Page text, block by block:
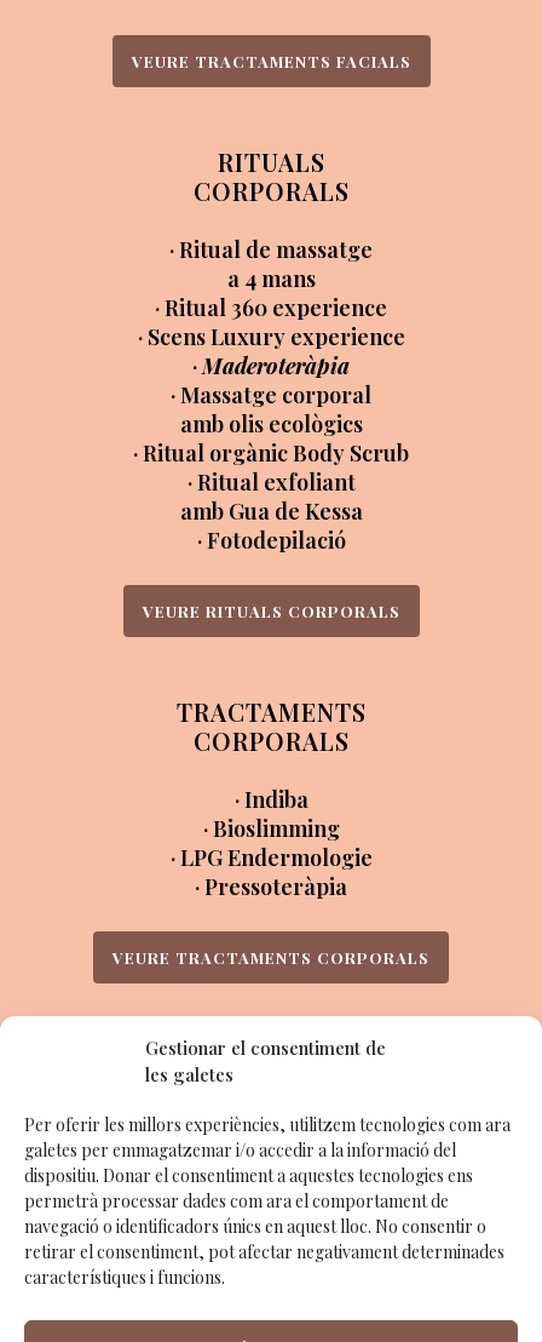
Gestionar el consentiment de
les galetes
Per oferir les millors experiències, utilitzem tecnologies com ara
galetes per emmagatzemar i/o accedir a la informació del
dispositiu. Donar el consentiment a aquestes tecnologies ens
permetrà processar dades com ara el comportament de
navegació o identificadors únics en aquest lloc. No consentir o
retirar el consentiment, pot afectar negativament determinades
característiques i funcions.
VEURE TRACTAMENTS FACIALS
RITUALS
CORPORALS
· Ritual de massatge
a 4 mans
· Ritual 360 experience
· Scens Luxury experience
·Maderoteràpia
· Massatge corporal
amb olis ecològics
· Ritual orgànic Body Scrub
· Ritual exfoliant
amb Gua de Kessa
· Fotodepilació
VEURE RITUALS CORPORALS
TRACTAMENTS
CORPORALS
· Indiba
· Bioslimming
· LPG Endermologie
· Pressoteràpia
VEURE TRACTAMENTS CORPORALS
MANS I PEUS
· Manicures
· Pedicures
VEURE MANICURES I PEDICURES